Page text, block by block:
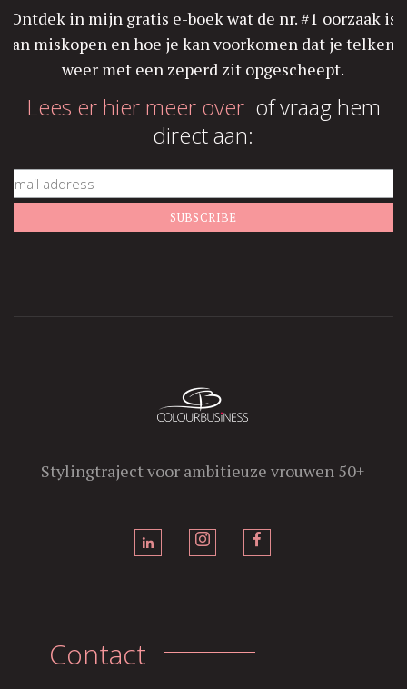
Ontdek in mijn gratis e-boek wat de nr. #1 oorzaak is
van miskopen en hoe je kan voorkomen dat je telkens
weer met een zeperd zit opgescheept.
Lees er hier meer over of vraag hem
direct aan:
Stylingtraject voor ambitieuze vrouwen 50+
Contact